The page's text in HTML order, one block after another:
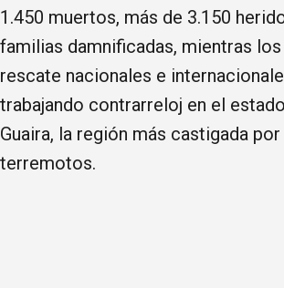
1.450 muertos, más de 3.150
familias damnificadas, mientras
rescate nacionales e
trabajando contrarreloj en el
Guaira, la región más castigada
terremotos.